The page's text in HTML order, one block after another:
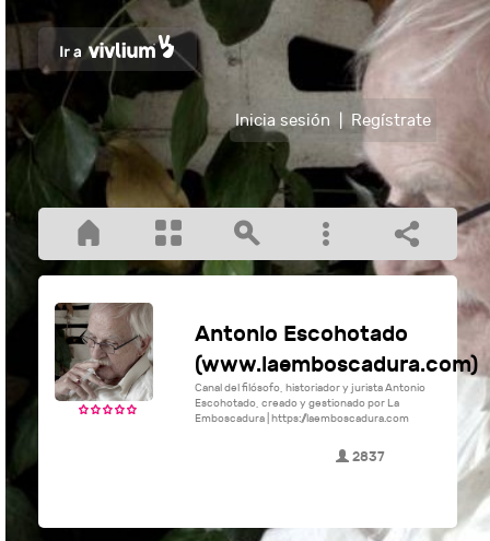
Inicia sesión Regístrate
Antonio Escohotado
(www.laemboscadura.com)
Canal del filósofo, historiador y jurista Antonio
Escohotado, creado y gestionado por La
Emboscadura | https://laemboscadura.com
2837